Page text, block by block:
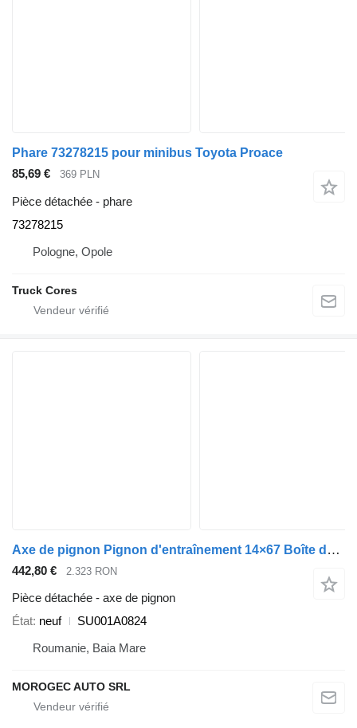
Phare 73278215 pour minibus Toyota Proace
85,69 €
369 PLN
Pièce détachée - phare
73278215
Pologne, Opole
Truck Cores
Axe de pignon Pignon d'entraînement 14×67 Boîte de vitesses SU001A0824 pour minibus Toyota PROACE UTILITY
442,80 € 2.323 RON
Pièce détachée - axe de pignon
État neuf
SU001A0824
Roumanie, Baia Mare
MOROGEC AUTO SRL